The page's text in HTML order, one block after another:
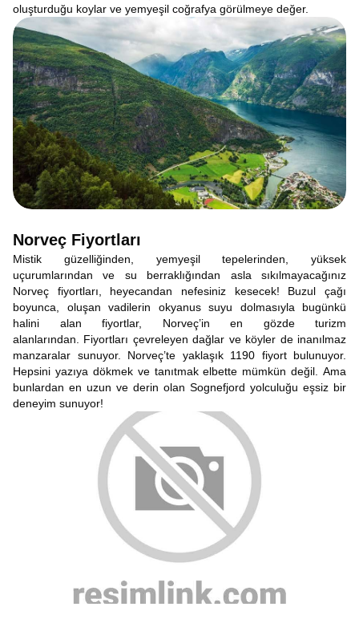
oluşturduğu koylar ve yemyeşil coğrafya görülmeye değer.
Norveç Fiyortları
Mistik güzelliğinden, yemyeşil tepelerinden, yüksek
uçurumlarından ve su berraklığından asla sıkılmayacağınız
Norveç fiyortları, heyecandan nefesiniz kesecek! Buzul çağı
boyunca, oluşan vadilerin okyanus suyu dolmasıyla bugünkü
halini alan fiyortlar, Norveç’in en gözde turizm
alanlarından. Fiyortları çevreleyen dağlar ve köyler de inanılmaz
manzaralar sunuyor. Norveç’te yaklaşık 1190 fiyort bulunuyor.
Hepsini yazıya dökmek ve tanıtmak elbette mümkün değil. Ama
bunlardan en uzun ve derin olan Sognefjord yolculuğu eşsiz bir
deneyim sunuyor!